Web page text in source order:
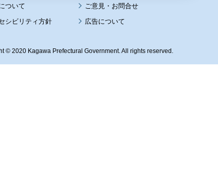
ついて
シビリティ方針 広告について
© 2020 Kagawa Prefectural Government. All rights reserved.